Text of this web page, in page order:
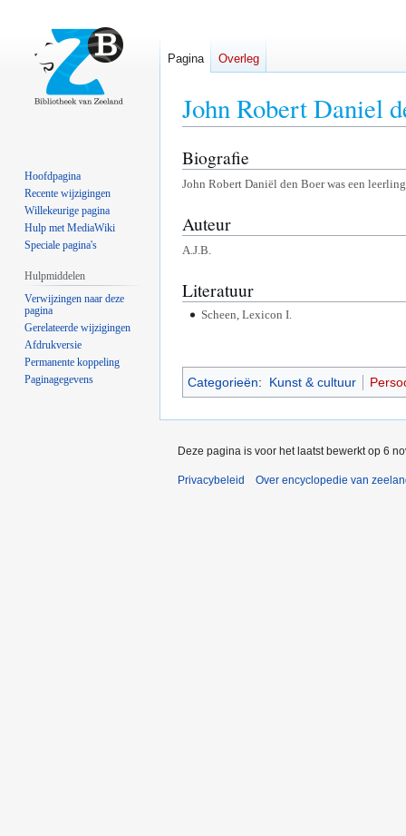
John Robert Daniel
Naar
navigatie
Naar
zoeken
Biografie
John Robert Daniël den Boer was een
Auteur
A.J.B.
Literatuur
Scheen, Lexicon I.
Categorieën: Kunst & cultuur
Pagina Overleg
Hoofdpagina
Recente wijzigingen
Willekeurige pagina
Hulp met MediaWiki
Speciale pagina's
Hulpmiddelen
Verwijzingen naar deze
pagina
Gerelateerde wijzigingen
Afdrukversie
Permanente koppeling
Paginagegevens
Deze pagina is voor het laatst bewerkt op 6
Privacybeleid Over encyclopedie van